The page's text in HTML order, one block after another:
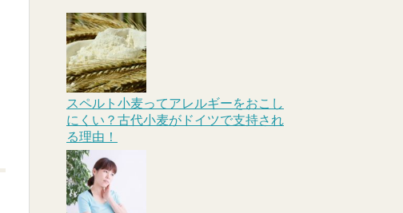
スペルト小麦ってアレルギーをおこし
にくい？古代小麦がドイツで支持され
る理由！